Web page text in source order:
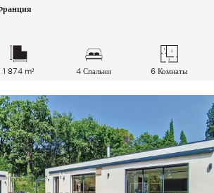
1 874 m² 4 Спальни 6 Комнаты